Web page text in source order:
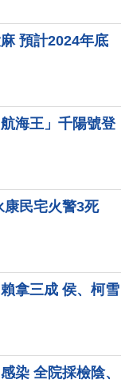
預計2024年底
海王」千陽號登
康民宅火警3死
拿三成 侯、柯雪
染 全院採檢陰、